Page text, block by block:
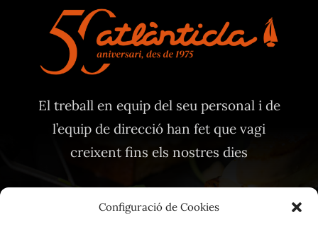
Configuració de Cookies
El treball en equip del seu personal i de
l’equip de direcció han fet que vagi
creixent fins els nostres dies